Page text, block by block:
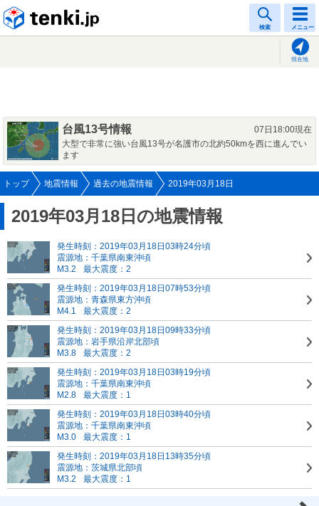
検索 メニュー
現在地
台風13号情報
07日18:00現在
大型で非常に強い台風13号が名護市の北約50kmを西に進んでい
ます
トップ 地震情報 過去の地震情報 2019年03月18日
2019年03月18日の地震情報
発生時刻：2019年03月18日03時24分頃
震源地：千葉県南東沖頃
M3.2
最大震度：2
発生時刻：2019年03月18日07時53分頃
震源地：青森県東方沖頃
M4.1
最大震度：2
発生時刻：2019年03月18日09時33分頃
震源地：岩手県沿岸北部頃
M3.8
最大震度：2
発生時刻：2019年03月18日03時19分頃
震源地：千葉県南東沖頃
M2.8
最大震度：1
発生時刻：2019年03月18日03時40分頃
震源地：千葉県南東沖頃
M3.0
最大震度：1
発生時刻：2019年03月18日13時35分頃
震源地：茨城県北部頃
M3.2
最大震度：1